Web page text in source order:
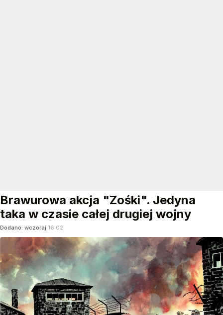
Brawurowa akcja "Zośki". Jedyna
taka w czasie całej drugiej wojny
Dodano: wczoraj 16:02